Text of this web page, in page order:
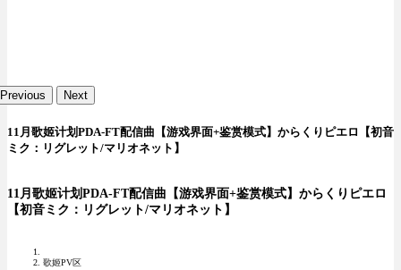
Previous Next
11月歌姬计划PDA-FT配信曲【游戏界面+鉴赏模式】からくりピエロ【初音
ミク：リグレット/マリオネット】
11月歌姬计划PDA-FT配信曲【游戏界面+鉴赏模式】からくりピエロ
【初音ミク：リグレット/マリオネット】
歌姬PV区